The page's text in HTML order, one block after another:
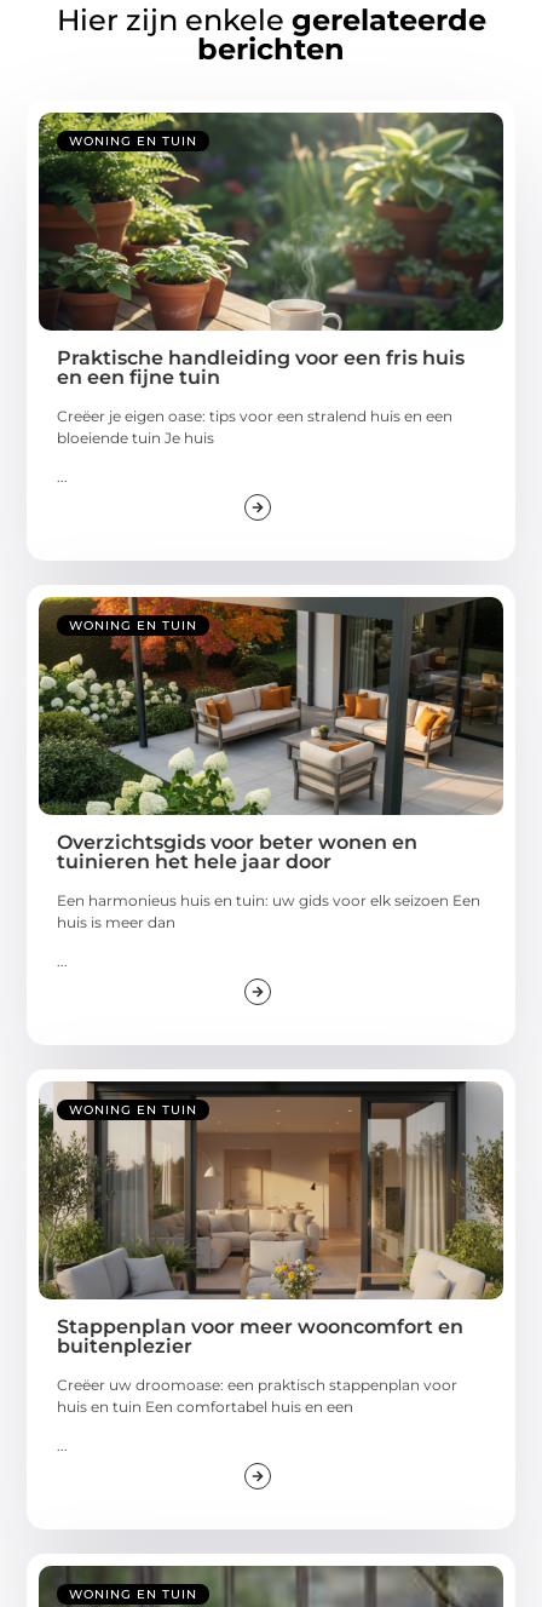
Hier zijn enkele gerelateerde
berichten
WONING EN TUIN
Praktische handleiding voor een fris huis
en een fijne tuin
Creëer je eigen oase: tips voor een stralend huis en een
bloeiende tuin Je huis
...
WONING EN TUIN
Overzichtsgids voor beter wonen en
tuinieren het hele jaar door
Een harmonieus huis en tuin: uw gids voor elk seizoen Een
huis is meer dan
...
WONING EN TUIN
Stappenplan voor meer wooncomfort en
buitenplezier
Creëer uw droomoase: een praktisch stappenplan voor
huis en tuin Een comfortabel huis en een
...
WONING EN TUIN